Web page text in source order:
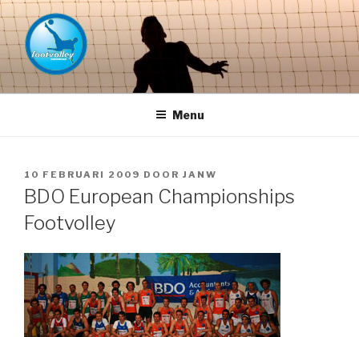
Naar
de
inhoud
springen
FOOTVOLLEY GRONINGEN –
THE HOME OF PETACCHI'S
Menu
GEPLAATST
OP
10 FEBRUARI 2009 DOOR JANW
BDO European Championships
Footvolley